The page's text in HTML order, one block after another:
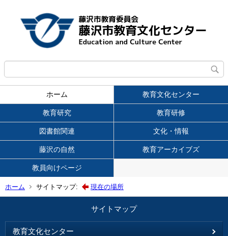
ホーム 教育文化センター
教育研究 教育研修
図書館関連 文化・情報
藤沢の自然 教育アーカイブズ
教員向けページ
ホーム サイトマップ: 現在の場所
サイトマップ
教育文化センター